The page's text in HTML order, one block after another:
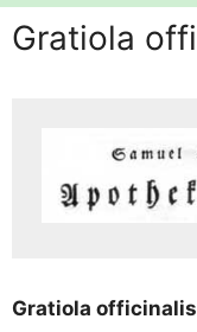
Gratiola
Gra­tio­la offi­ci­na­lis